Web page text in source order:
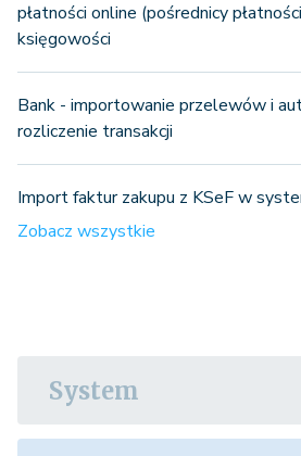
płatności online (pośrednicy
księgowości
Bank - importowanie przelewów i
rozliczenie transakcji
Import faktur zakupu z KSeF w
Zobacz wszystkie
System